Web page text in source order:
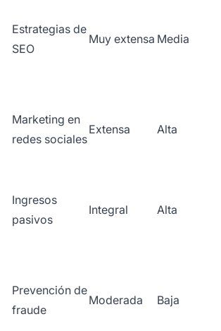
Estrategias de
SEO
Muy extensa Media
Marketing en
redes sociales
Extensa Alta
Ingresos
pasivos
Integral Alta
Prevención de
fraude
Moderada Baja